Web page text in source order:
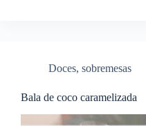
Doces, sobremesas
Bala de coco caramelizada